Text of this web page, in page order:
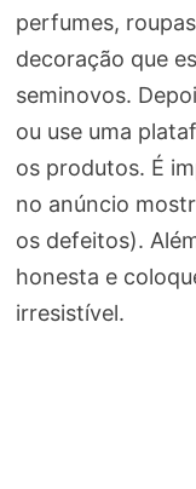
perfumes,
decoração que
seminovos.
ou use uma
os produtos. É
no anúncio
os defeitos).
honesta e
irresistível.